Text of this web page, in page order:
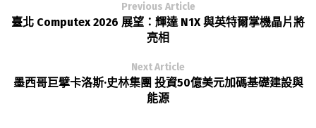
Previous Article
臺北 Computex 2026 展望：輝達 N1X 與英特爾掌機晶片將
亮相
Next Article
墨西哥巨擘卡洛斯·史林集團 投資50億美元加碼基礎建設與
能源